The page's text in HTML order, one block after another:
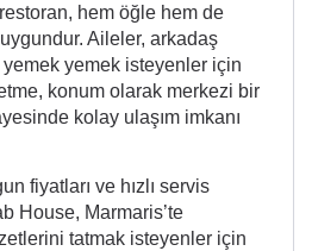
hem öğle hem de
Aileler, arkadaş
yemek yemek isteyenler için
konum olarak merkezi bir
kolay ulaşım imkanı
fiyatları ve hızlı servis
House, Marmaris’te
tatmak isteyenler için